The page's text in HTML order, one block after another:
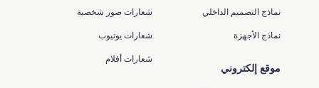
نماذج التصميم الداخلي
نماذج الأجهزة
شعارات صور شخصية
شعارات يوتيوب
شعارات أفلام
موقع إلكتروني